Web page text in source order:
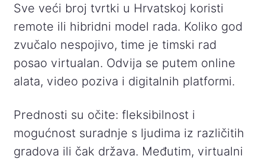
Sve veći broj tvrtki u Hrvatskoj koristi
remote ili hibridni model rada. Koliko god
zvučalo nespojivo, time je timski rad
posao virtualan. Odvija se putem online
alata, video poziva i digitalnih platformi.
Prednosti su očite: fleksibilnost i
mogućnost suradnje s ljudima iz različitih
gradova ili čak država. Međutim, virtualni